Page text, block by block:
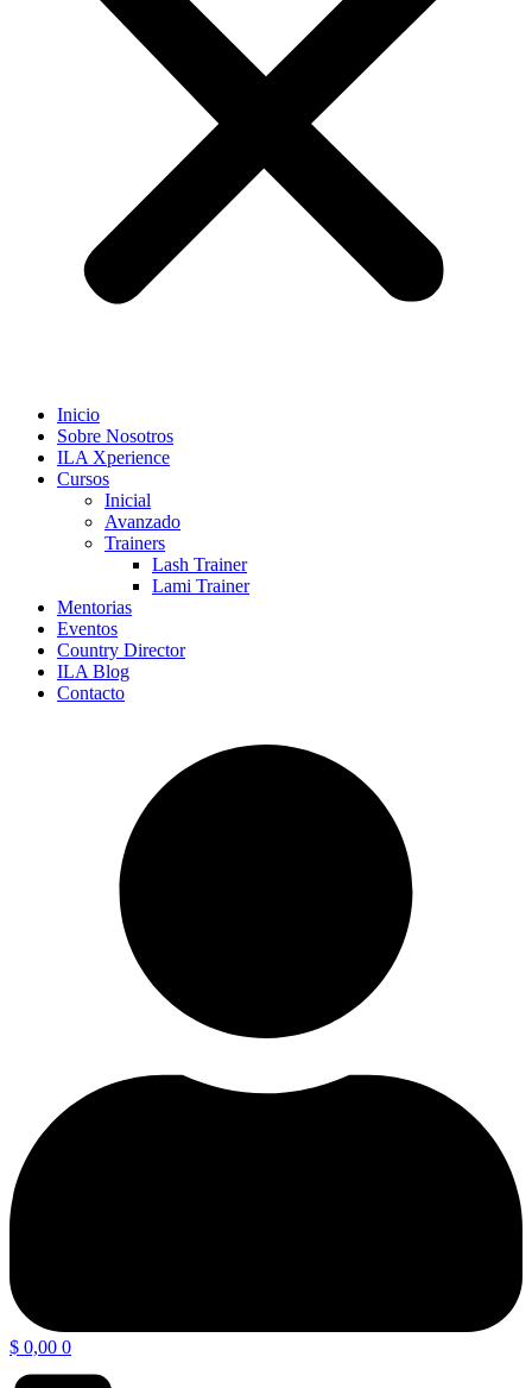
Inicio
Sobre Nosotros
ILA Xperience
Cursos
Inicial
Avanzado
Trainers
Lash Trainer
Lami Trainer
Mentorias
Eventos
Country Director
ILA Blog
Contacto
$ 0,00 0